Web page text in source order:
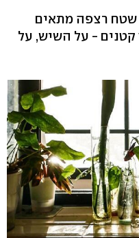
שטח רצפה מתאים
קטנים - על השיש, על